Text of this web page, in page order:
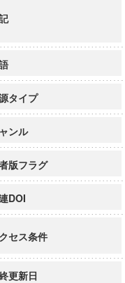
タイプ
ンル
版フラグ
DOI
セス条件
更新日